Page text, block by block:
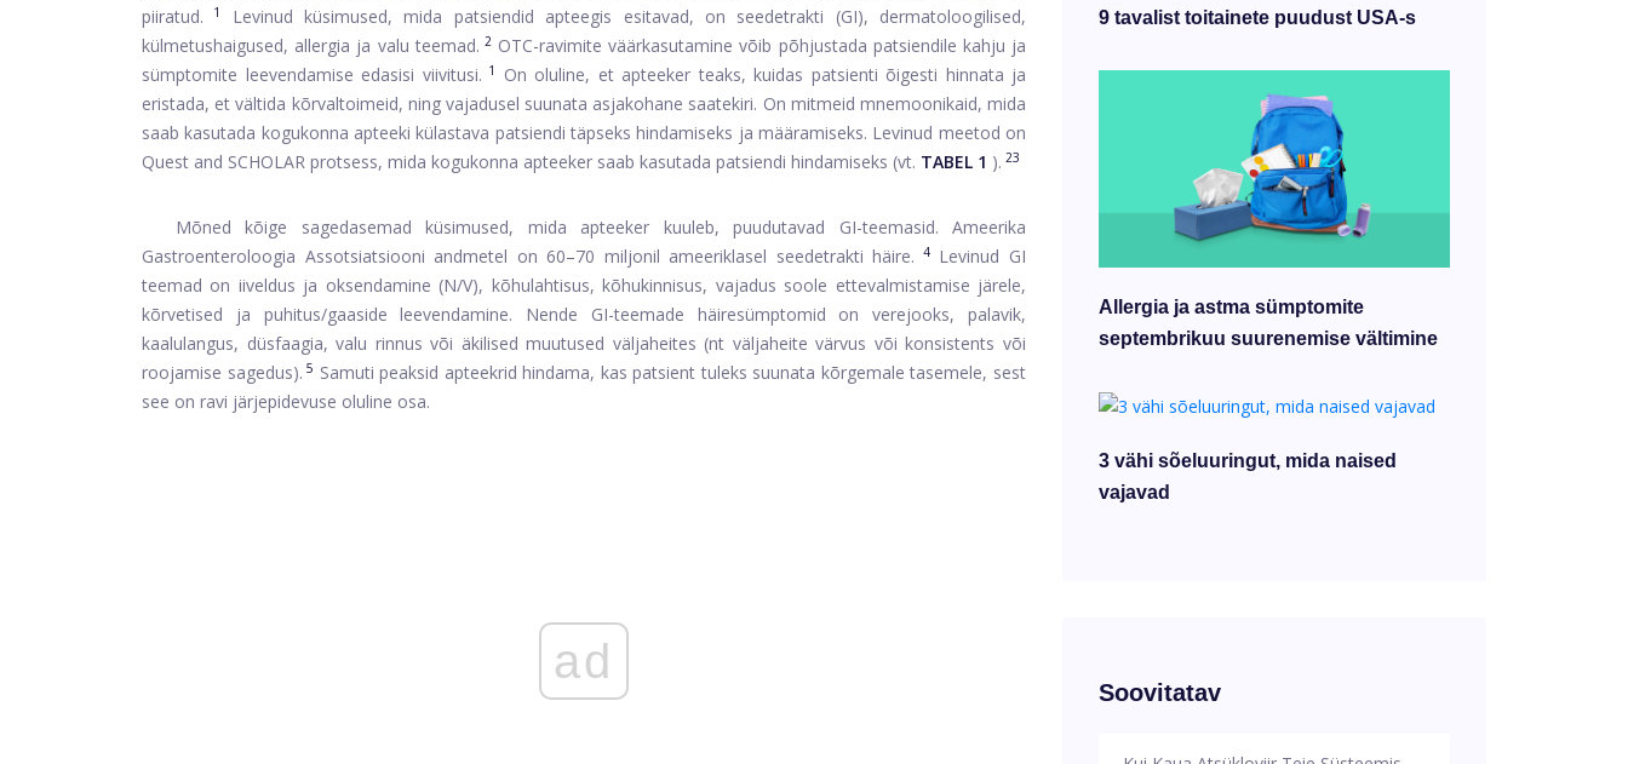
piiratud. 1
Levinud küsimused, mida patsiendid apteegis esitavad, on seedetrakti (GI), dermatoloogilised,
külmetushaigused, allergia ja valu teemad. 2OTC-ravimite väärkasutamine võib põhjustada patsiendile kahju ja
sümptomite leevendamise edasisi viivitusi. 1
On oluline, et apteeker teaks, kuidas patsienti õigesti hinnata ja
eristada, et vältida kõrvaltoimeid, ning vajadusel suunata asjakohane saatekiri. On mitmeid mnemoonikaid, mida
saab kasutada kogukonna apteeki külastava patsiendi täpseks hindamiseks ja määramiseks. Levinud meetod on
Quest and SCHOLAR protsess, mida kogukonna apteeker saab kasutada patsiendi hindamiseks (vt. TABEL 1 ). 23
Mõned kõige sagedasemad küsimused, mida apteeker kuuleb, puudutavad GI-teemasid. Ameerika
Gastroenteroloogia Assotsiatsiooni andmetel on 60–70 miljonil ameeriklasel seedetrakti häire. 4Levinud GI
teemad on iiveldus ja oksendamine (N/V), kõhulahtisus, kõhukinnisus, vajadus soole ettevalmistamise järele,
kõrvetised ja puhitus/gaaside leevendamine. Nende GI-teemade häiresümptomid on verejooks, palavik,
kaalulangus, düsfaagia, valu rinnus või äkilised muutused väljaheites (nt väljaheite värvus või konsistents või
roojamise sagedus). 5 Samuti peaksid apteekrid hindama, kas patsient tuleks suunata kõrgemale tasemele, sest
see on ravi järjepidevuse oluline osa.
ad
9 tavalist toitainete puudust USA-s
Allergia ja astma sümptomite
septembrikuu suurenemise vältimine
3 vähi sõeluuringut, mida naised
vajavad
Soovitatav